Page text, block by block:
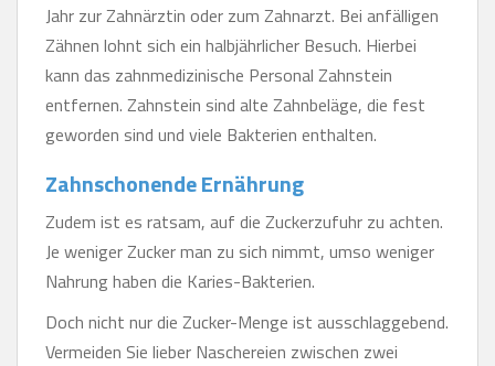
Jahr zur Zahnärztin oder zum Zahnarzt. Bei anfälligen
Zähnen lohnt sich ein halbjährlicher Besuch. Hierbei
kann das zahnmedizinische Personal Zahnstein
entfernen. Zahnstein sind alte Zahnbeläge, die fest
geworden sind und viele Bakterien enthalten.
Zahnschonende Ernährung
Zudem ist es ratsam, auf die Zuckerzufuhr zu achten.
Je weniger Zucker man zu sich nimmt, umso weniger
Nahrung haben die Karies-Bakterien.
Doch nicht nur die Zucker-Menge ist ausschlaggebend.
Vermeiden Sie lieber Naschereien zwischen zwei